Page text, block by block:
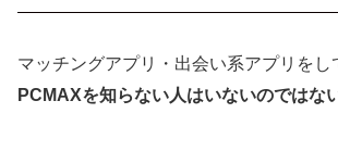
マッチングアプリ・出会い系アプリをし
PCMAXを知らない人はいないのではな